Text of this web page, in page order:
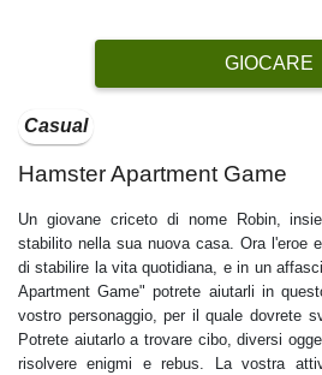
GIOCARE
Casual
Hamster Apartment Game
Un giovane criceto di nome Robin,
stabilito nella sua nuova casa. Ora l'eroe
di stabilire la vita quotidiana, e in un
Apartment Game" potrete aiutarli in
vostro personaggio, per il quale dovrete
Potrete aiutarlo a trovare cibo, diversi
risolvere enigmi e rebus. La vostra